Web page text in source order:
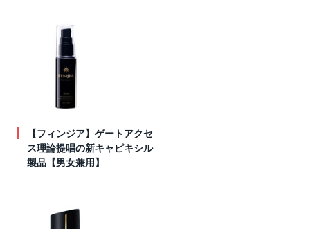
【フィンジア】ゲートアクセ
ス理論提唱の新キャピキシル
製品【男女兼用】